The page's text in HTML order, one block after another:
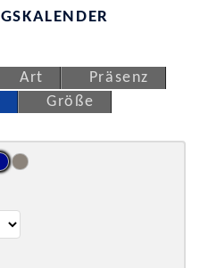
Art
Präsenz
Größe